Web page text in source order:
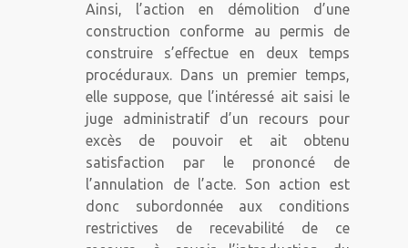
Ainsi, l’action en démolition d’une
construction conforme au permis de
construire s’effectue en deux temps
procéduraux. Dans un premier temps,
elle suppose, que l’intéressé ait saisi le
juge administratif d’un recours pour
excès de pouvoir et ait obtenu
satisfaction par le prononcé de
l’annulation de l’acte. Son action est
donc subordonnée aux conditions
restrictives de recevabilité de ce